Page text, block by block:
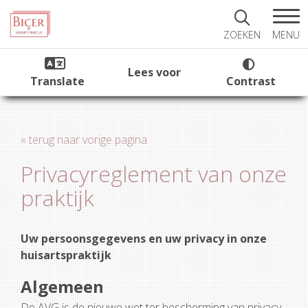
ZOEKEN MENU
Translate
Lees voor
Contrast
« terug naar vorige pagina
Privacyreglement van onze
praktijk
Uw persoonsgegevens en uw privacy in onze
huisartspraktijk
Algemeen